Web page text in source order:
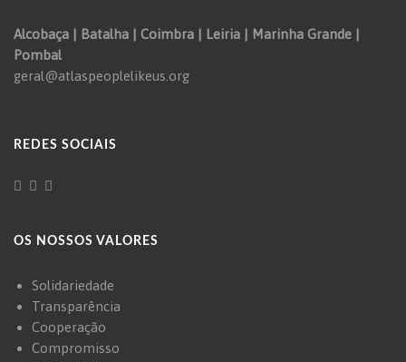
Alcobaça | Batalha | Coimbra | Leiria | Marinha Grande |
Pombal
geral@atlaspeoplelikeus.org
REDES SOCIAIS
OS NOSSOS VALORES
Solidariedade
Transparência
Cooperação
Compromisso